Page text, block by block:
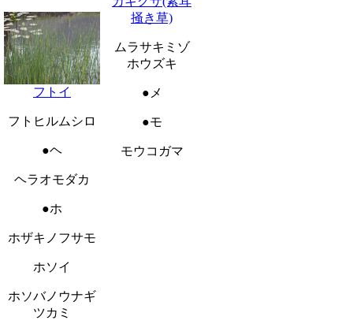
フトイ
フトヒルムシロ
●ヘ
ヘラオモダカ
●ホ
ホザキノフサモ
ホソイ
ホソバノウナギ
ツカミ
掻き草)
ムラサキミゾ
ホウズキ
●メ
●モ
モウコガマ